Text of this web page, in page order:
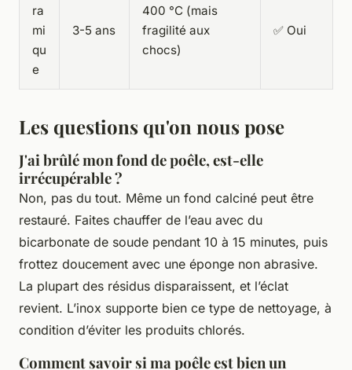
ra
mi
qu
e
3-5 ans
400 °C (mais
fragilité aux
chocs)
✅ Oui
Les questions qu'on nous pose
J'ai brûlé mon fond de poêle, est-elle
irrécupérable ?
Non, pas du tout. Même un fond calciné peut être
restauré. Faites chauffer de l’eau avec du
bicarbonate de soude pendant 10 à 15 minutes, puis
frottez doucement avec une éponge non abrasive.
La plupart des résidus disparaissent, et l’éclat
revient. L’inox supporte bien ce type de nettoyage, à
condition d’éviter les produits chlorés.
Comment savoir si ma poêle est bien un